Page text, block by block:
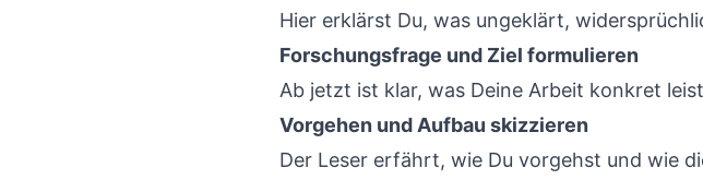
Hier erklärst Du, was ungeklärt,
Forschungsfrage und Ziel formulieren
Ab jetzt ist klar, was Deine Arbeit konkret
Vorgehen und Aufbau skizzieren
Der Leser erfährt, wie Du vorgehst und wie